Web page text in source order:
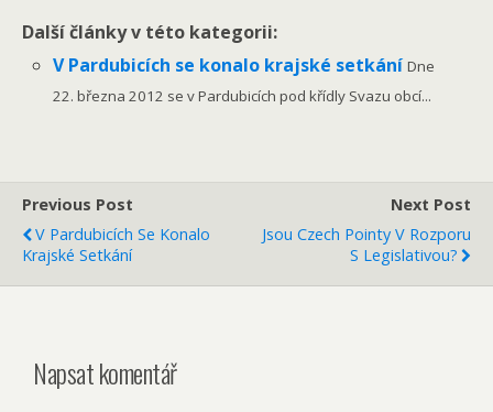
Další články v této kategorii:
V Pardubicích se konalo krajské setkáníDne
22. března 2012 se v Pardubicích pod křídly Svazu obcí...
Previous Post
V Pardubicích Se Konalo
Krajské Setkání
Next Post
Jsou Czech Pointy V Rozporu
S Legislativou?
Napsat komentář